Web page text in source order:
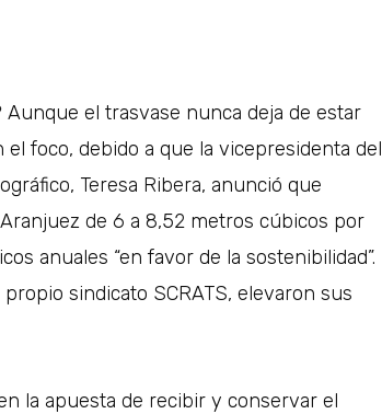
el trasvase nunca deja de estar
foco, debido a que la vicepresidenta del
Teresa Ribera, anunció que
de 6 a 8,52 metros cúbicos por
anuales “en favor de la sostenibilidad”.
sindicato SCRATS, elevaron sus
la apuesta de recibir y conservar el